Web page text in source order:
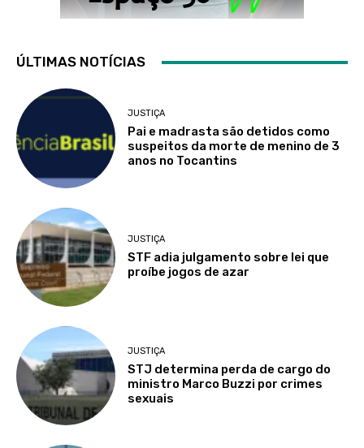
ÚLTIMAS NOTÍCIAS
JUSTIÇA
Pai e madrasta são detidos como
suspeitos da morte de menino de 3
anos no Tocantins
JUSTIÇA
STF adia julgamento sobre lei que
proíbe jogos de azar
JUSTIÇA
STJ determina perda de cargo do
ministro Marco Buzzi por crimes
sexuais